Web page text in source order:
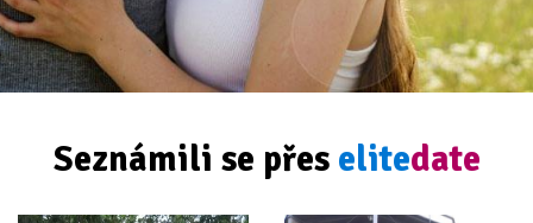
Seznámili se přes elitedate